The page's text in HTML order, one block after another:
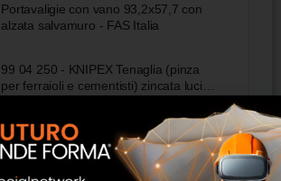
Portavaligie con vano 93,2x57,7 con
alzata salvamuro - FAS Italia
99 04 250 - KNIPEX Tenaglia (pinza
per ferraioli e cementisti) zincata lucida
Heat Resistant - Torggler